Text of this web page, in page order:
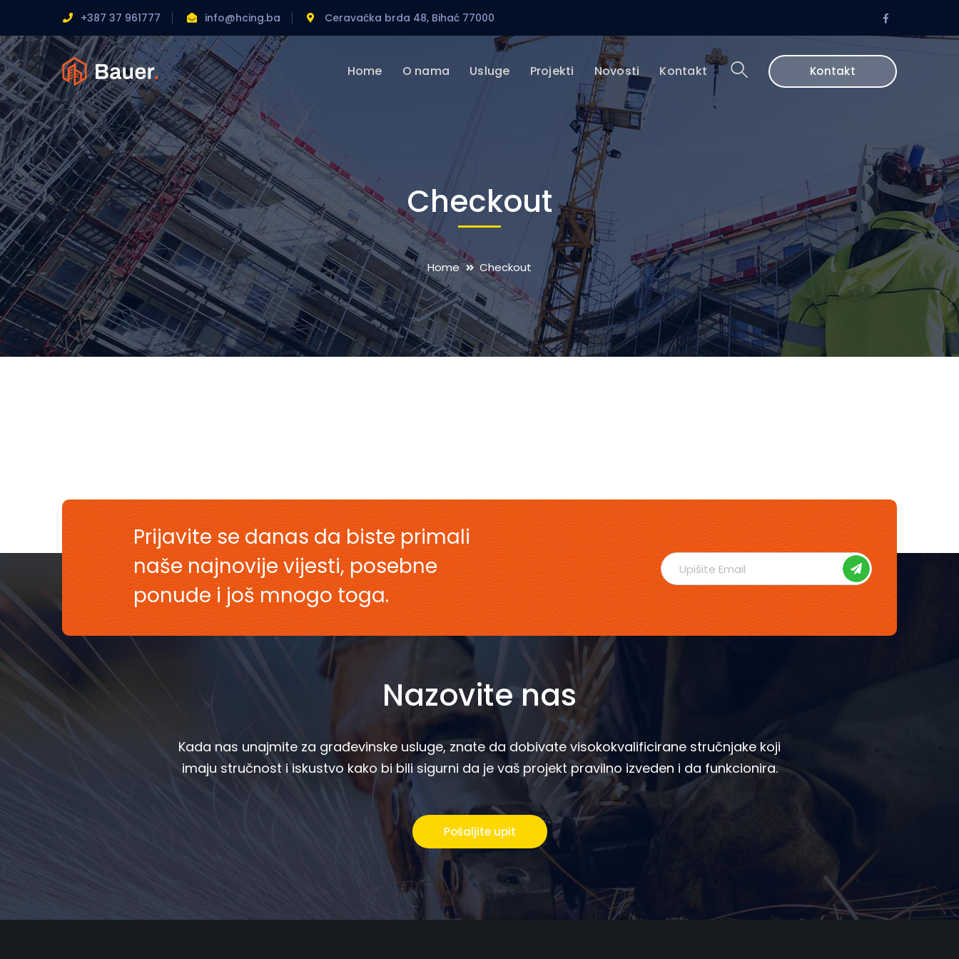
+387 37 961777 info@hcing.ba Ceravačka brda 48, Bihać 77000
Facebook
Profile
Kontakt
Home O nama Usluge Projekti Novosti Kontakt
Checkout
Home Checkout
Prijavite se danas da biste primali
naše najnovije vijesti, posebne
ponude i još mnogo toga.
Nazovite nas
Kada nas unajmite za građevinske usluge, znate da dobivate visokokvalificirane stručnjake koji
imaju stručnost i iskustvo kako bi bili sigurni da je vaš projekt pravilno izveden i da funkcionira.
Pošaljite upit